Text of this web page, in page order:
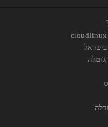
בישראל